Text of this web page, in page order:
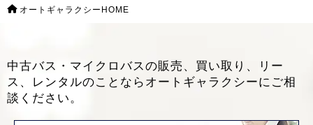
オートギャラクシーHOME
中古バス・マイクロバスの販売、買い取り、リー
ス、レンタルのことなら オートギャラクシーにご相
談ください。